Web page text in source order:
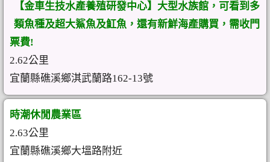
【金車生技水產養殖研發中心】大型水族館，可看到多
類魚種及超大鯊魚及魟魚，還有新鮮海產購買，需收門
票費!
2.62公里
宜蘭縣礁溪鄉淇武蘭路162-13號
時潮休閒農業區
2.63公里
宜蘭縣礁溪鄉大塭路附近